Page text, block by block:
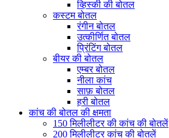
व्हिस्की की बोतल
कस्टम बोतल
रंगीन बोतल
उत्कीर्णित बोतल
प्रिंटिंग बोतल
बीयर की बोतल
एम्बर बोतल
नीला कांच
साफ़ बोतल
हरी बोतल
कांच की बोतल की क्षमता
150 मिलीलीटर की कांच की बोतलें
200 मिलीलीटर कांच की बोतलें